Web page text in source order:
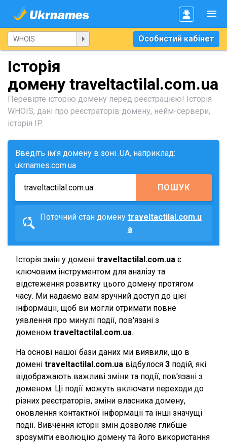
Особистий кабінет
Історія
домену traveltactilal.com.ua
Перевірте історію домену перед реєстрацією! Історія
WHOIS, дані про реєстраторів домену, нейм-сервери,
історія IP.
Введіть ім'я домену в зоні .UA, наприклад:
ukrnames.com.ua
ПОШУК
Поточний стан домену traveltactilal.com.u
a
Історія змін у домені traveltactilal.com.ua є
ключовим інструментом для аналізу та
відстеження розвитку цього домену протягом
часу. Ми надаємо вам зручний доступ до цієї
інформації, щоб ви могли отримати повне
уявлення про минулі події, пов'язані з
доменом traveltactilal.com.ua.
На основі нашої бази даних ми виявили, що в
домені traveltactilal.com.ua відбулося 3 подій, які
відображають важливі зміни та події, пов'язані з
доменом. Ці події можуть включати переходи до
різних реєстраторів, зміни власника домену,
оновлення контактної інформації та інші значущі
події. Вивчення історії змін дозволяє глибше
зрозуміти еволюцію домену та його використання